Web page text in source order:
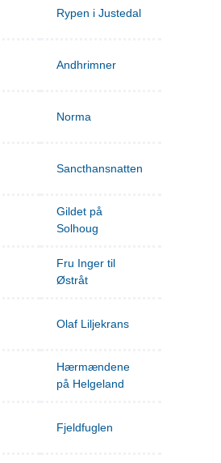
Rypen i Justedal
Andhrimner
Norma
Sancthansnatten
Gildet på
Solhoug
Fru Inger til
Østråt
Olaf Liljekrans
Hærmændene
på Helgeland
Fjeldfuglen